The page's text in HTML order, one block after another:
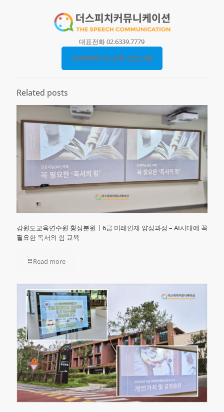
대표전화 02.6339.7779
프레젠테이션 교육 프로그램
Related posts
강원도교육연수원 횡성분원ㅣ6급 미래인재 양성과정 – AI시대에 꼭
필요한 독서의 힘 교육
Read more